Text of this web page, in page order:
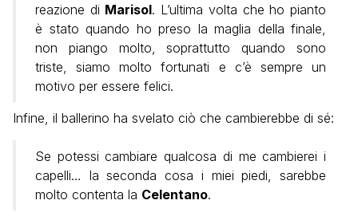
reazione di Marisol. L’ultima volta che ho pianto
è stato quando ho preso la maglia della finale,
non piango molto, soprattutto quando sono
triste, siamo molto fortunati e c’è sempre un
motivo per essere felici.
Infine, il ballerino ha svelato ciò che cambierebbe di sé:
Se potessi cambiare qualcosa di me cambierei i
capelli… la seconda cosa i miei piedi, sarebbe
molto contenta la Celentano.